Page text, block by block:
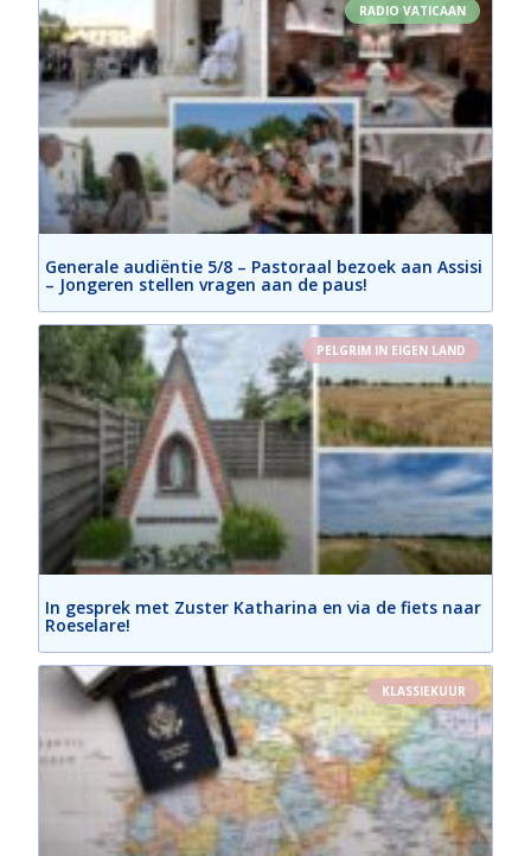
RADIO VATICAAN
Generale audiëntie 5/8 – Pastoraal bezoek aan Assisi
– Jongeren stellen vragen aan de paus!
PELGRIM IN EIGEN LAND
In gesprek met Zuster Katharina en via de fiets naar
Roeselare!
KLASSIEKUUR